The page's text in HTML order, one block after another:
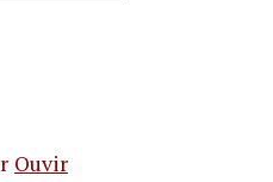
Ouvir